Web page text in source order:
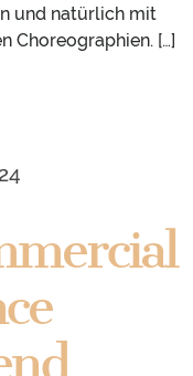
und natürlich mit
Choreographien. […]